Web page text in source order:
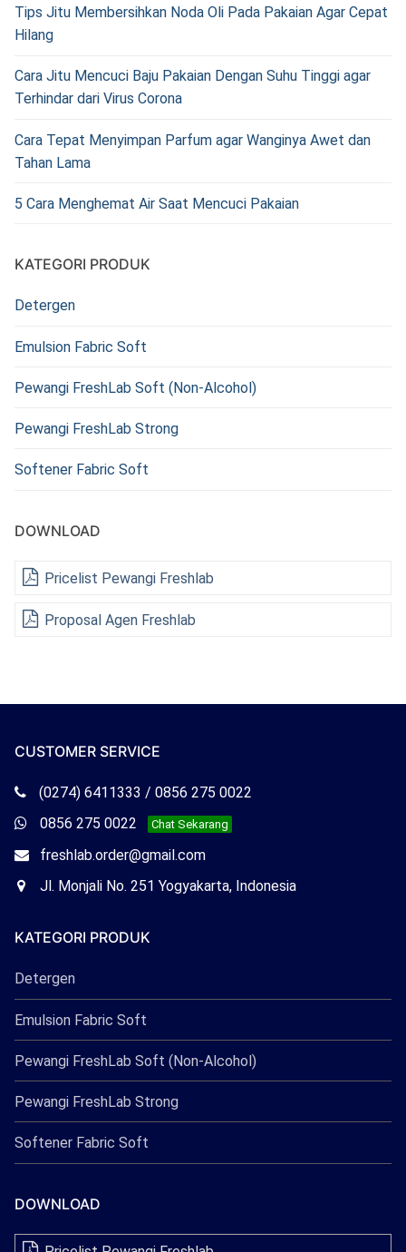
Tips Jitu Membersihkan Noda Oli Pada Pakaian Agar Cepat
Hilang
Cara Jitu Mencuci Baju Pakaian Dengan Suhu Tinggi agar
Terhindar dari Virus Corona
Cara Tepat Menyimpan Parfum agar Wanginya Awet dan
Tahan Lama
5 Cara Menghemat Air Saat Mencuci Pakaian
KATEGORI PRODUK
Detergen
Emulsion Fabric Soft
Pewangi FreshLab Soft (Non-Alcohol)
Pewangi FreshLab Strong
Softener Fabric Soft
DOWNLOAD
Pricelist Pewangi Freshlab
Proposal Agen Freshlab
CUSTOMER SERVICE
Telepon
Freshlab
(0274) 6411333 / 0856 275 0022
Whatsapp
Freshlab
0856 275 0022 Chat Sekarang
Email
Freshlab
freshlab.order@gmail.com
OfficeJl. Monjali No. 251 Yogyakarta, Indonesia
KATEGORI PRODUK
Detergen
Emulsion Fabric Soft
Pewangi FreshLab Soft (Non-Alcohol)
Pewangi FreshLab Strong
Softener Fabric Soft
DOWNLOAD